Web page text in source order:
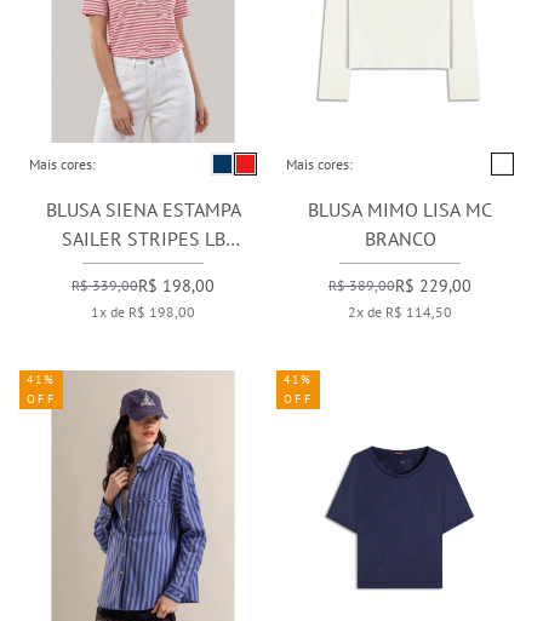
Mais cores:
BLUSA SIENA ESTAMPA
SAILER STRIPES LB
VERMELHO
R$ 339,00R$ 198,00
1x de R$ 198,00
Mais cores:
BLUSA MIMO LISA MC
BRANCO
R$ 389,00R$ 229,00
2x de R$ 114,50
41%
OFF
41%
OFF